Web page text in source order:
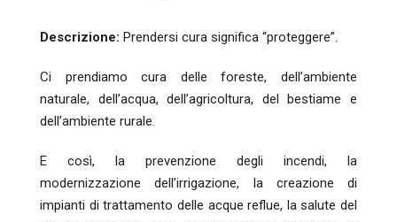
Descrizione: Prendersi cura significa “proteggere”.
Ci prendiamo cura delle foreste, dell’ambiente
naturale, dell’acqua, dell’agricoltura, del bestiame e
dell’ambiente rurale.
E così, la prevenzione degli incendi, la
modernizzazione dell’irrigazione, la creazione di
impianti di trattamento delle acque reflue, la salute del